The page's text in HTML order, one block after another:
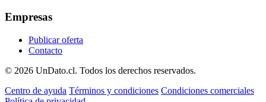
Empresas
Publicar oferta
Contacto
© 2026 UnDato.cl. Todos los derechos reservados.
Centro de ayuda Términos y condiciones Condiciones comerciales